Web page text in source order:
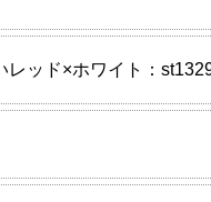
ッド×ホワイト：